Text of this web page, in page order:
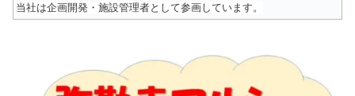
当社は企画開発・施設管理者として参画しています。